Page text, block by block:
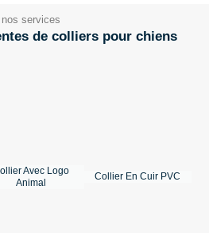
nos services
de colliers pour chiens
Avec Logo
Animal
Collier En Cuir PVC